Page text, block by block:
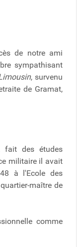
de notre ami
sympathisant
, survenu
de Gramat,
des études
militaire il avait
à l'Ecole des
maître de
comme